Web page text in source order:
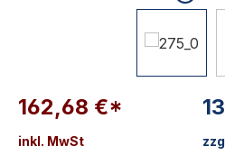
162,68 €*
inkl. MwSt